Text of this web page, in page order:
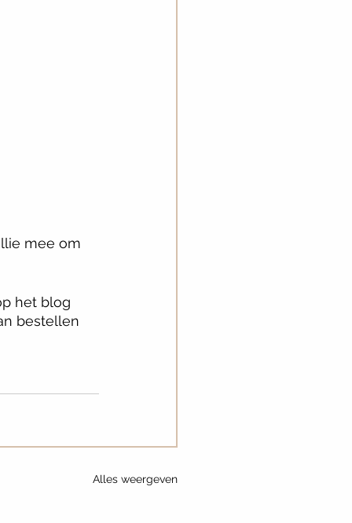
mee om
het blog
bestellen
Alles weergeven